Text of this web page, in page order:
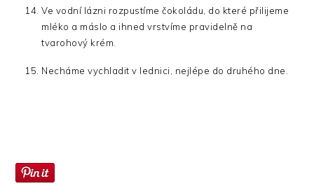
Ve vodní lázni rozpustíme čokoládu, do které přilijeme
mléko a máslo a ihned vrstvíme pravidelně na
tvarohový krém.
Necháme vychladit v lednici, nejlépe do druhého dne.